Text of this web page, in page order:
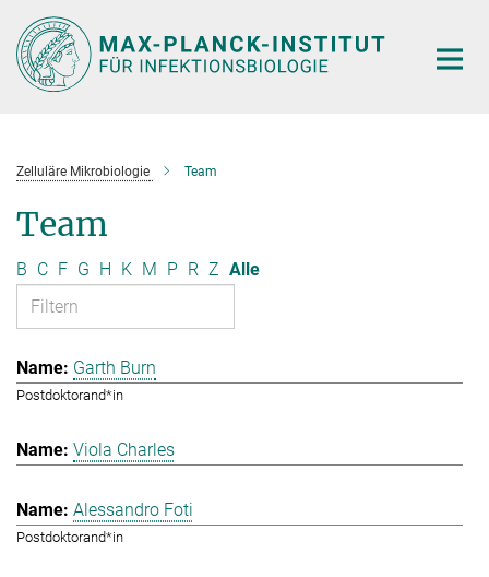
Hauptinhalt
Zelluläre Mikrobiologie Team
Team
B C F G H K M P R Z Alle
Garth Burn
Postdoktorand*in
Viola Charles
Alessandro Foti
Postdoktorand*in